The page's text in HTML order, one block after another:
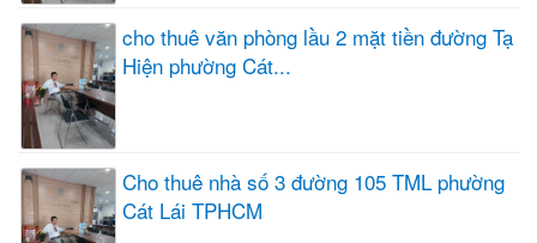
cho thuê văn phòng lầu 2 mặt tiền đường Tạ
Hiện phường Cát...
Cho thuê nhà số 3 đường 105 TML phường
Cát Lái TPHCM